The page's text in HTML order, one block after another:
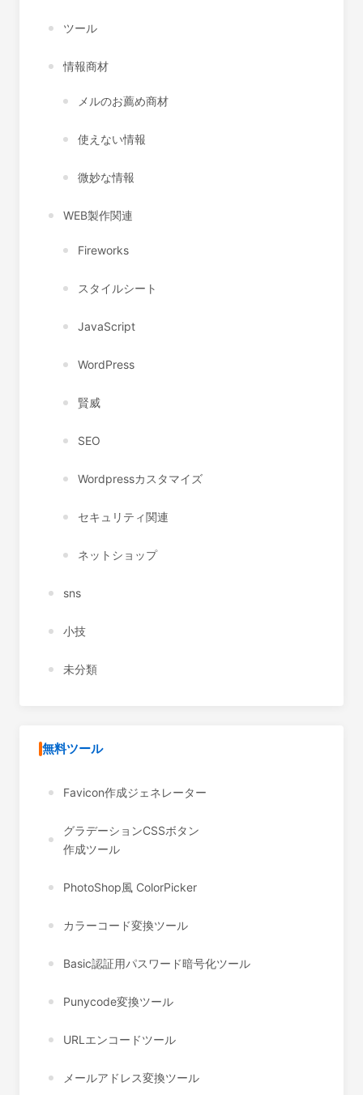
ツール
情報商材
メルのお薦め商材
使えない情報
微妙な情報
WEB製作関連
Fireworks
スタイルシート
JavaScript
WordPress
賢威
SEO
Wordpressカスタマイズ
セキュリティ関連
ネットショップ
sns
小技
未分類
無料ツール
Favicon作成ジェネレーター
グラデーションCSSボタン
作成ツール
PhotoShop風 ColorPicker
カラーコード変換ツール
Basic認証用パスワード暗号化ツール
Punycode変換ツール
URLエンコードツール
メールアドレス変換ツール